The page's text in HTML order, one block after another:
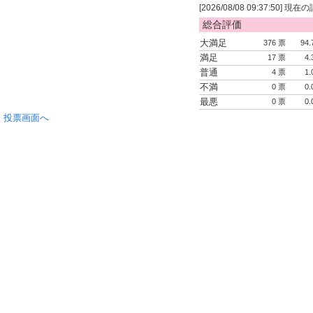
[2026/08/08 09:37:50] 現在の
総合評価
大満足 376 票
満足 17 票
普通 4 票
不満 0 票
最悪 0 票
投票画面へ